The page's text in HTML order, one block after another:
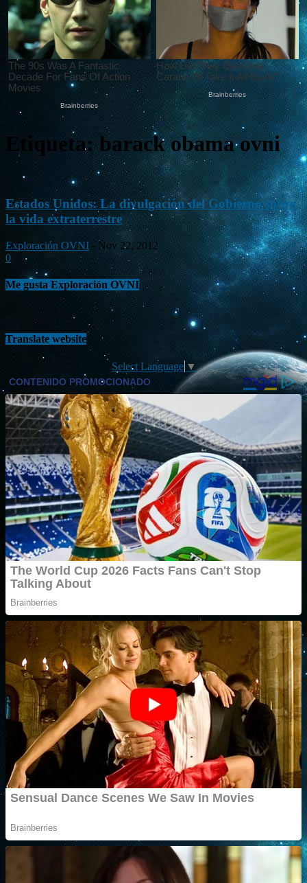
Etiqueta: barack obama ovni
Estados Unidos: La divulgación del Gobierno sobre
la vida extraterrestre
Exploración OVNI - Nov 22, 2012
0
Me gusta Exploración OVNI
Translate website
Select Language ▼